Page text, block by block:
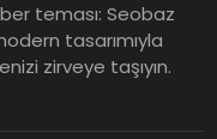
teması: Seobaz
tasarımıyla
zirveye taşıyın.